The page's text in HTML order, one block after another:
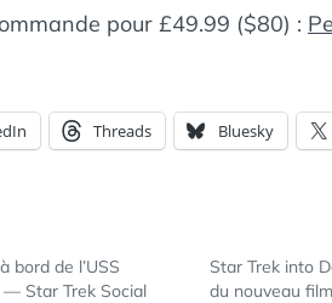
pour £49.99 ($80) :
Threads Bluesky
bord de l’USS
— Star Trek Social
Star Trek into
du nouveau